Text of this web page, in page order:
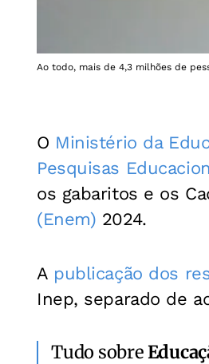
Ao todo, mais de 4,3 milhões de
O Ministério da
Pesquisas
os gabaritos e os
(Enem) 2024.
A publicação dos
Inep, separado de
Tudo sobre